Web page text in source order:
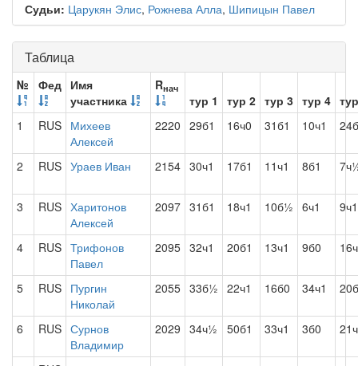
Судьи: Царукян Элис, Рожнева Алла, Шипицын Павел
Таблица
№ Фед Имя
участника
Rнач
тур 1 тур 2 тур 3 тур 4
1
RUS Михеев
Алексей
2220 29б1 16ч0 31б1 10ч1
2 RUS Ураев Иван 2154 30ч1 17б1 11ч1 8б1
3 RUS Харитонов
Алексей
2097 31б1 18ч1 10б½ 6ч1 9ч1
4 RUS Трифонов
Павел
2095 32ч1 20б1 13ч1 9б0
5 RUS Пургин
Николай
2055 33б½ 22ч1 16б0 34ч1
6 RUS Сурнов
Владимир
2029 34ч½ 50б1 33ч1 3б0